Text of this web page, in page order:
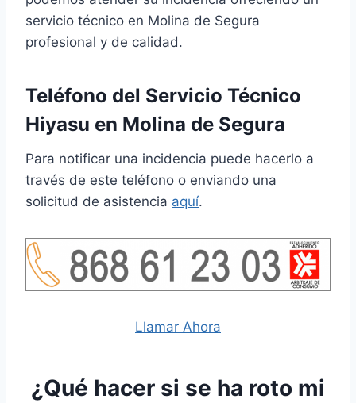
servicio técnico en Molina de Segura
profesional y de calidad.
Teléfono del Servicio Técnico
Hiyasu en Molina de Segura
Para notificar una incidencia puede hacerlo a
través de este teléfono o enviando una
solicitud de asistencia aquí.
Llamar Ahora
¿Qué hacer si se ha roto mi